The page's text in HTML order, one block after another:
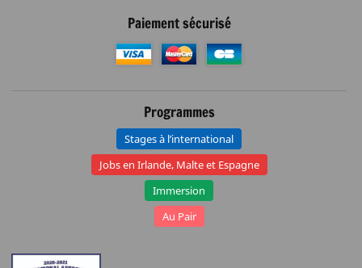
Paiement sécurisé
Programmes
Stages à l’international
Jobs en Irlande, Malte et Espagne
Immersion
Au Pair